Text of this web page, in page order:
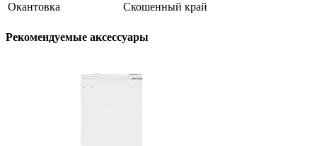
Окантовка
Скошенный край
Рекомендуемые аксессуары